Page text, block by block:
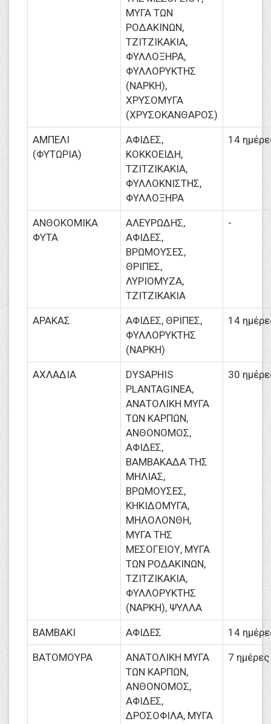
ΜΥΓΑ ΤΩΝ
ΡΟΔΑΚΙΝΩΝ,
ΤΖΙΤΖΙΚΑΚΙΑ,
ΦΥΛΛΟΞΗΡΑ,
ΦΥΛΛΟΡΥΚΤΗΣ
(ΝΑΡΚΗ),
ΧΡΥΣΟΜΥΓΑ
(ΧΡΥΣΟΚΑΝΘΑΡΟΣ)
ΑΜΠΕΛΙ
(ΦΥΤΩΡΙΑ)
ΑΦΙΔΕΣ,
ΚΟΚΚΟΕΙΔΗ,
ΤΖΙΤΖΙΚΑΚΙΑ,
ΦΥΛΛΟΚΝΙΣΤΗΣ,
ΦΥΛΛΟΞΗΡΑ
14
ΑΝΘΟΚΟΜΙΚΑ
ΦΥΤΑ
ΑΛΕΥΡΩΔΗΣ,
ΑΦΙΔΕΣ,
ΒΡΩΜΟΥΣΕΣ,
ΘΡΙΠΕΣ,
ΛΥΡΙΟΜΥΖΑ,
ΤΖΙΤΖΙΚΑΚΙΑ
-
ΑΡΑΚΑΣ
ΑΦΙΔΕΣ, ΘΡΙΠΕΣ,
ΦΥΛΛΟΡΥΚΤΗΣ
(ΝΑΡΚΗ)
14
ΑΧΛΑΔΙΑ
DYSAPHIS
PLANTAGINEA,
ΑΝΑΤΟΛΙΚΗ ΜΥΓΑ
ΤΩΝ ΚΑΡΠΩΝ,
ΑΝΘΟΝΟΜΟΣ,
ΑΦΙΔΕΣ,
ΒΑΜΒΑΚΑΔΑ ΤΗΣ
ΜΗΛΙΑΣ,
ΒΡΩΜΟΥΣΕΣ,
ΚΗΚΙΔΟΜΥΓΑ,
ΜΗΛΟΛΟΝΘΗ,
ΜΥΓΑ ΤΗΣ
ΜΕΣΟΓΕΙΟΥ, ΜΥΓΑ
ΤΩΝ ΡΟΔΑΚΙΝΩΝ,
ΤΖΙΤΖΙΚΑΚΙΑ,
ΦΥΛΛΟΡΥΚΤΗΣ
(ΝΑΡΚΗ), ΨΥΛΛΑ
30
ΒΑΜΒΑΚΙ ΑΦΙΔΕΣ 14
ΒΑΤΟΜΟΥΡΑ
ΑΝΑΤΟΛΙΚΗ ΜΥΓΑ
ΤΩΝ ΚΑΡΠΩΝ,
ΑΝΘΟΝΟΜΟΣ,
ΑΦΙΔΕΣ,
ΔΡΟΣΟΦΙΛΑ, ΜΥΓΑ
7 ημέρες